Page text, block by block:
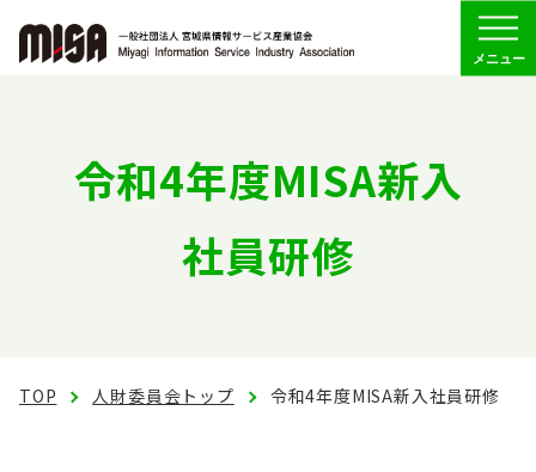
Menu
令和4年度MISA新入
社員研修
TOP 人財委員会トップ 令和4年度MISA新入社員研修